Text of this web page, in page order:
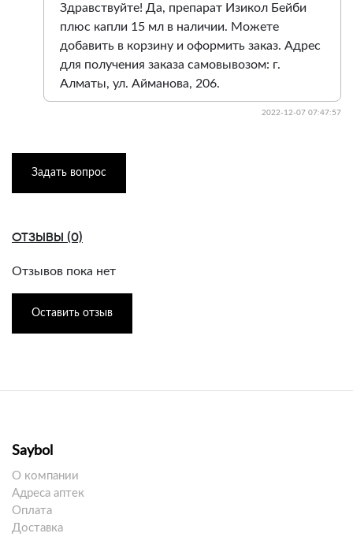
Здравствуйте! Да, препарат Изикол Бейби
плюс капли 15 мл в наличии. Можете
добавить в корзину и оформить заказ. Адрес
для получения заказа самовывозом: г.
Алматы, ул. Айманова, 206.
2022-12-07 07:47:57
Задать вопрос
ОТЗЫВЫ (0)
Отзывов пока нет
Оставить отзыв
Saybol
О компании
Адреса аптек
Оплата
Доставка